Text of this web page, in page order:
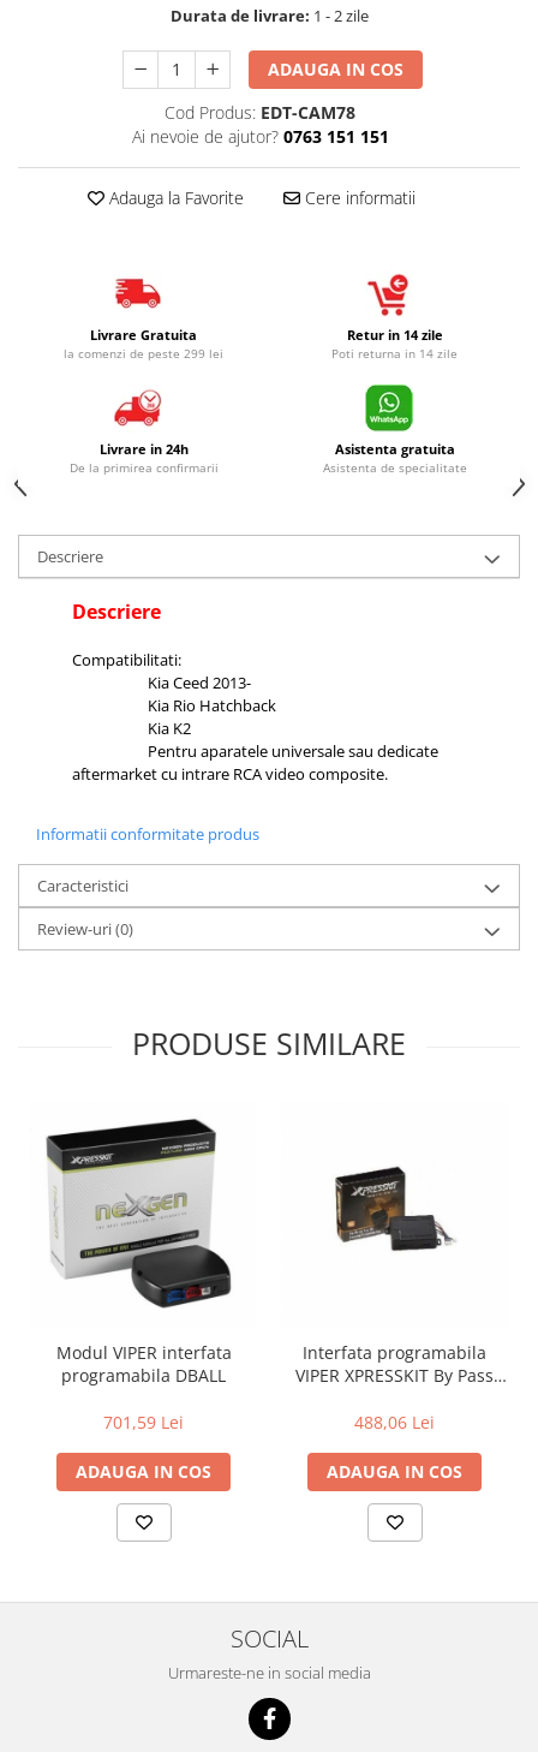
Durata de livrare: 1 - 2 zile
ADAUGA IN COS
Cod Produs: EDT-CAM78
Ai nevoie de ajutor? 0763 151 151
Adauga la Favorite Cere informatii
Livrare Gratuita
la comenzi de peste 299 lei
Retur in 14 zile
Poti returna in 14 zile
Livrare in 24h
De la primirea confirmarii
Asistenta gratuita
Asistenta de specialitate
Descriere
Descriere
Compatibilitati:
Kia Ceed 2013-
Kia Rio Hatchback
Kia K2
Pentru aparatele universale sau dedicate
aftermarket cu intrare RCA video composite.
Informatii conformitate produs
Caracteristici
Review-uri(0)
PRODUSE SIMILARE
Modul VIPER interfata
programabila DBALL
701,59 Lei
ADAUGA IN COS
Interfata programabila
VIPER XPRESSKIT By Pass
488,06 Lei
ADAUGA IN COS
SOCIAL
Urmareste-ne in social media